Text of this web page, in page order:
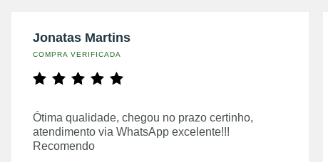
Jonatas Martins
COMPRA VERIFICADA
Ótima qualidade, chegou no prazo certinho,
atendimento via WhatsApp excelente!!!
Recomendo